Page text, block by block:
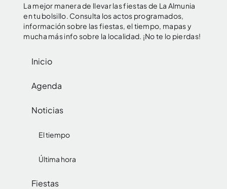
La mejor manera de llevar las fiestas de La Almunia
en tu bolsillo. Consulta los actos programados,
información sobre las fiestas, el tiempo, mapas y
mucha más info sobre la localidad. ¡No te lo pierdas!
Inicio
Agenda
Noticias
El tiempo
Última hora
Fiestas